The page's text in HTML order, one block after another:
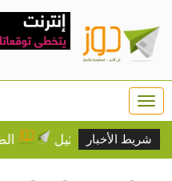
شريط الأخبار
إسرائيل الطقس: